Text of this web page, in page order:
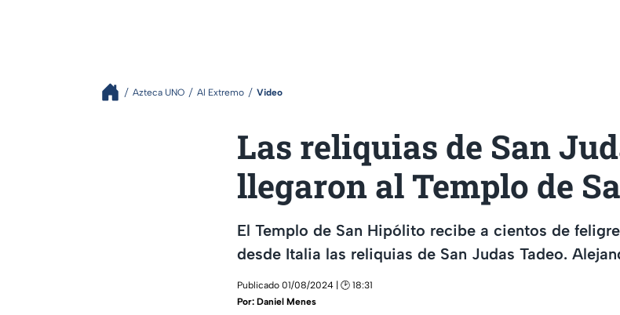
Azteca UNO Al Extremo Video
Las reliquias de San
llegaron al Templo de
El Templo de San Hipólito recibe a cientos de
desde Italia las reliquias de San Judas Tadeo.
Publicado 01/08/2024 | 🕑 18:31
Por: Daniel Menes